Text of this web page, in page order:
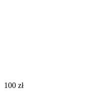
‍100‍ zł